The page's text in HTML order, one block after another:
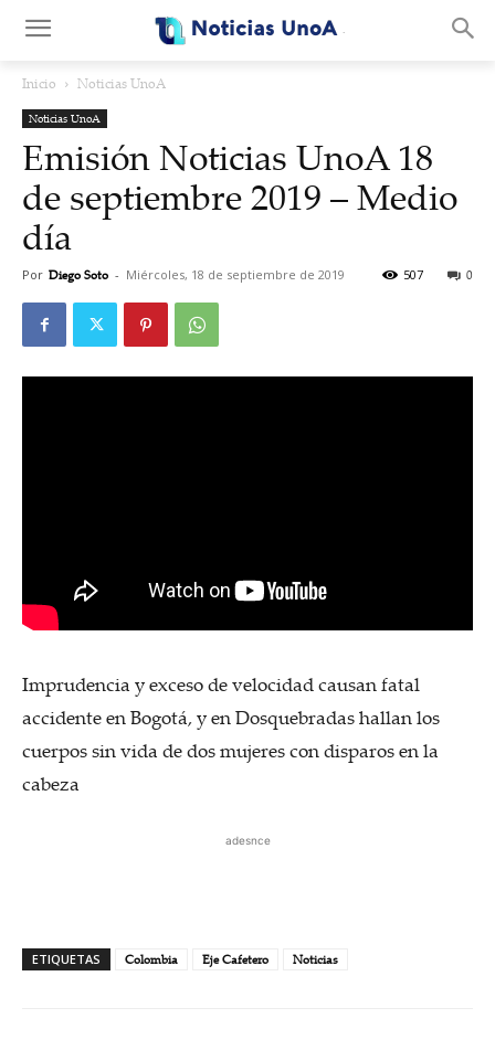
Inicio Noticias UnoA
Noticias UnoA
Emisión Noticias UnoA 18
de septiembre 2019 – Medio
día
Por Diego Soto - Miércoles, 18 de septiembre de 2019 0
507
Imprudencia y exceso de velocidad causan fatal
accidente en Bogotá, y en Dosquebradas hallan los
cuerpos sin vida de dos mujeres con disparos en la
cabeza
adesnce
ETIQUETAS Colombia Eje Cafetero Noticias